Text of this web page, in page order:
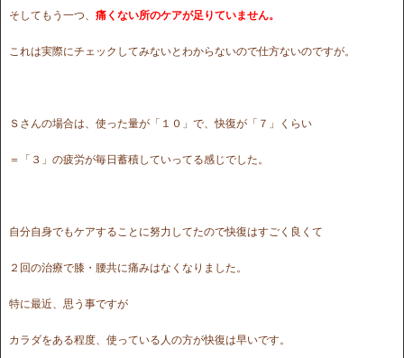
そしてもう一つ、 痛くない所のケアが足りていません。
これは実際にチェックしてみないとわからないので仕方ないのですが。
Ｓさんの場合は、使った量が「１０」で、快復が「７」くらい
＝「３」の疲労が毎日蓄積していってる感じでした。
自分自身でもケアすることに努力してたので快復はすごく良くて
２回の治療で膝・腰共に痛みはなくなりました。
特に最近、思う事ですが
カラダをある程度、使っている人の方が快復は早いです。